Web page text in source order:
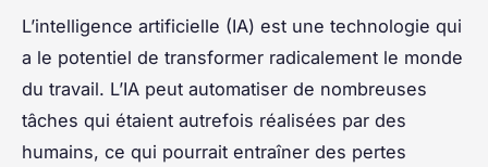
L’intelligence artificielle (IA) est une technologie qui
a le potentiel de transformer radicalement le monde
du travail. L’IA peut automatiser de nombreuses
tâches qui étaient autrefois réalisées par des
humains, ce qui pourrait entraîner des pertes